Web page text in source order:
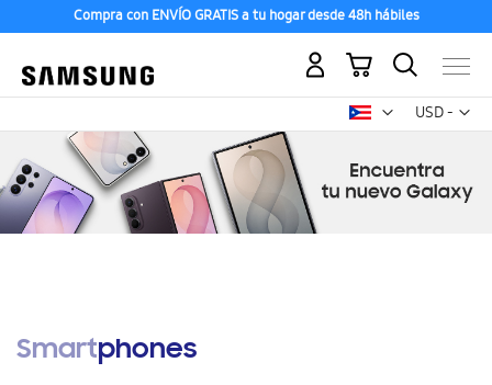
Compra con ENVÍO GRATIS a tu hogar desde 48h hábiles
USD -
dólar
Mi carrito
Smartphones